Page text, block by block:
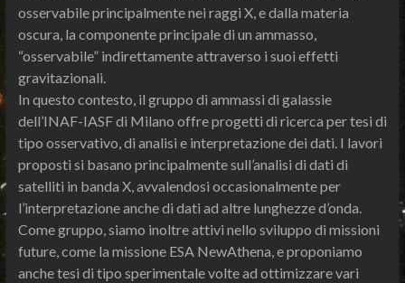
osservabile principalmente nei raggi X, e dalla materia
oscura, la componente principale di un ammasso,
“osservabile” indirettamente attraverso i suoi effetti
gravitazionali.
In questo contesto, il gruppo di ammassi di galassie
dell’INAF-IASF di Milano offre progetti di ricerca per tesi di
tipo osservativo, di analisi e interpretazione dei dati. I lavori
proposti si basano principalmente sull’analisi di dati di
satelliti in banda X, avvalendosi occasionalmente per
l’interpretazione anche di dati ad altre lunghezze d’onda.
Come gruppo, siamo inoltre attivi nello sviluppo di missioni
future, come la missione ESA NewAthena, e proponiamo
anche tesi di tipo sperimentale volte ad ottimizzare vari